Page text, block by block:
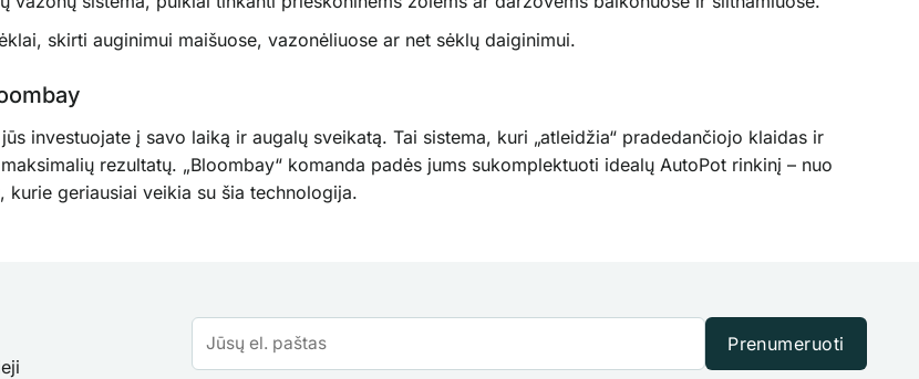
skirti auginimui maišuose, vazonėliuose ar net sėklų daiginimui.
investuojate į savo laiką ir augalų sveikatą. Tai sistema, kuri „atleidžia“ pradedančiojo klaidas ir
rezultatų. „Bloombay“ komanda padės jums sukomplektuoti idealų AutoPot rinkinį – nuo
geriausiai veikia su šia technologija.
Prenumeruoti